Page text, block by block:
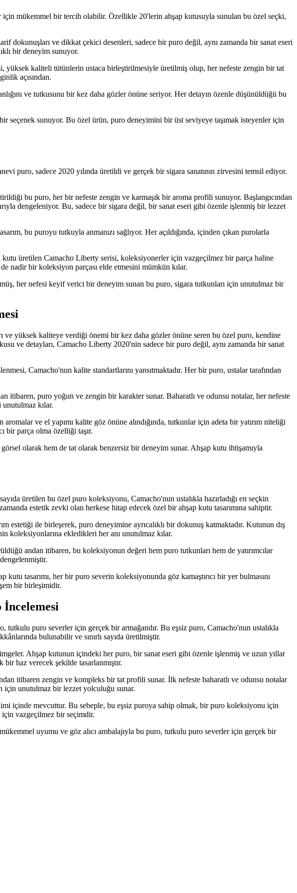
mükemmel bir tercih olabilir. Özellikle 20'lerin ahşap kutusuyla sunulan bu özel seçki,
ve dikkat çekici desenleri, sadece bir puro değil, aynı zamanda bir sanat eseri
bir deneyim sunuyor.
kaliteli tütünlerin ustaca birleştirilmesiyle üretilmiş olup, her nefeste zengin bir tat
açısından.
ve tutkusunu bir kez daha gözler önüne seriyor. Her detayın özenle düşünüldüğü bu
seçenek sunuyor. Bu özel ürün, puro deneyimini bir üst seviyeye taşımak isteyenler için
puro, sadece 2020 yılında üretildi ve gerçek bir sigara sanatının zirvesini temsil ediyor.
bu puro, her bir nefeste zengin ve karmaşık bir aroma profili sunuyor. Başlangıcından
dengeleniyor. Bu, sadece bir sigara değil, bir sanat eseri gibi özenle işlenmiş bir lezzet
bu puroyu tutkuyla anmanızı sağlıyor. Her açıldığında, içinden çıkan purolarla
kutu üretilen Camacho Liberty serisi, koleksiyonerler için vazgeçilmez bir parça haline
nadir bir koleksiyon parçası elde etmesini mümkün kılar.
her nefesi keyif verici bir deneyim sunan bu puro, sigara tutkunları için unutulmaz bir
ve yüksek kaliteye verdiği önemi bir kez daha gözler önüne seren bu özel puro, kendine
ve detayları, Camacho Liberty 2020'nin sadece bir puro değil, aynı zamanda bir sanat
Camacho'nun kalite standartlarını yansıtmaktadır. Her bir puro, ustalar tarafından
itibaren, puro yoğun ve zengin bir karakter sunar. Baharatlı ve odunsu notalar, her nefeste
kılar.
ve el yapımı kalite göz önüne alındığında, tutkunlar için adeta bir yatırım niteliği
bir parça olma özelliği taşır.
olarak hem de tat olarak benzersiz bir deneyim sunar. Ahşap kutu ihtişamıyla
üretilen bu özel puro koleksiyonu, Camacho'nun ustalıkla hazırladığı en seçkin
estetik zevki olan herkese hitap edecek özel bir ahşap kutu tasarımına sahiptir.
estetiği ile birleşerek, puro deneyimine ayrıcalıklı bir dokunuş katmaktadır. Kutunun dış
koleksiyonlarına ekledikleri her anı unutulmaz kılar.
andan itibaren, bu koleksiyonun değeri hem puro tutkunları hem de yatırımcılar
tasarımı, her bir puro severin koleksiyonunda göz kamaştırıcı bir yer bulmasını
bir birleşimidir.
puro severler için gerçek bir armağandır. Bu eşsiz puro, Camacho'nun ustalıkla
bulunabilir ve sınırlı sayıda üretilmiştir.
Ahşap kutunun içindeki her puro, bir sanat eseri gibi özenle işlenmiş ve uzun yıllar
haz verecek şekilde tasarlanmıştır.
itibaren zengin ve kompleks bir tat profili sunar. İlk nefeste baharatlı ve odunsu notalar
için unutulmaz bir lezzet yolculuğu sunar.
içinde mevcuttur. Bu sebeple, bu eşsiz puroya sahip olmak, bir puro koleksiyonu için
vazgeçilmez bir seçimdir.
uyumu ve göz alıcı ambalajıyla bu puro, tutkulu puro severler için gerçek bir